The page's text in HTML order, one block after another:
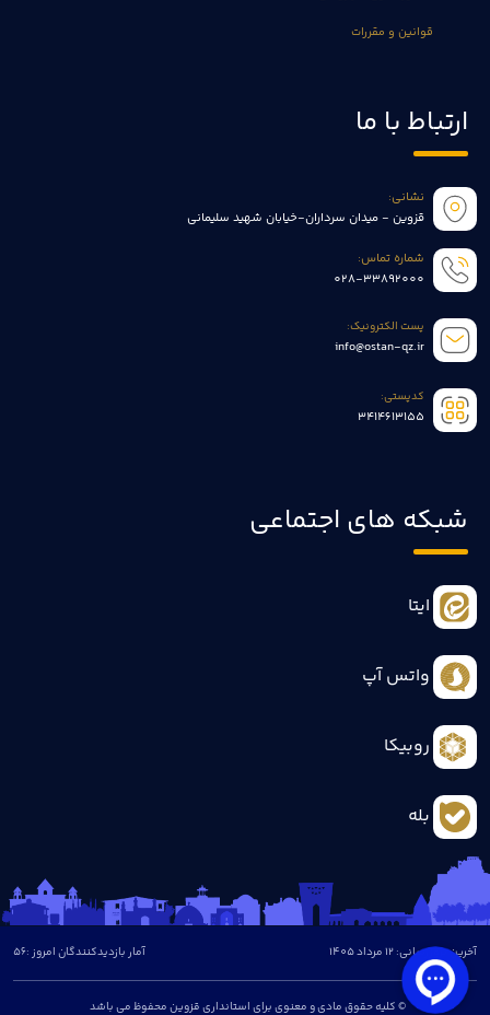
قوانین و مقررات
ارتباط با ما
نشانی:
قزوین - میدان سرداران-خیابان شهید سلیمانی
شماره تماس:
028-33892000
پست الکترونیک:
info@ostan-qz.ir
کدپستی:
3414613155
شبکه های اجتماعی
ایتا
واتس آپ
روبیکا
بله
آخرین بروزرسانی: 12 مرداد 1405
© کلیه حقوق مادی و معنوی برای استانداری قزوین محفوظ می باشد
آمار بازدیدکنندگان امروز :56